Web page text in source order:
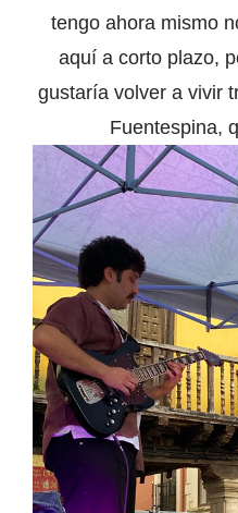
tengo ahora mismo
aquí a corto plazo,
gustaría volver a vivir
Fuentespina,